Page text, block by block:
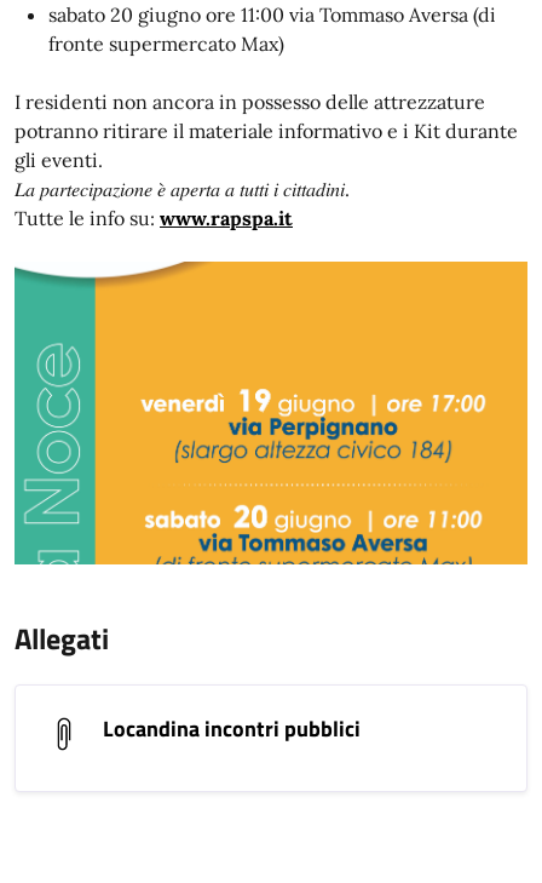
sabato 20 giugno ore 11:00 via Tommaso Aversa (di
fronte supermercato Max)
I residenti non ancora in possesso delle attrezzature
potranno ritirare il materiale informativo e i Kit durante
gli eventi.
𝐿𝑎 𝑝𝑎𝑟𝑡𝑒𝑐𝑖𝑝𝑎𝑧𝑖𝑜𝑛𝑒 𝑒̀ 𝑎𝑝𝑒𝑟𝑡𝑎 𝑎 𝑡𝑢𝑡𝑡𝑖 𝑖 𝑐𝑖𝑡𝑡𝑎𝑑𝑖𝑛𝑖.
Tutte le info su: www.rapspa.it
Allegati
Locandina incontri pubblici